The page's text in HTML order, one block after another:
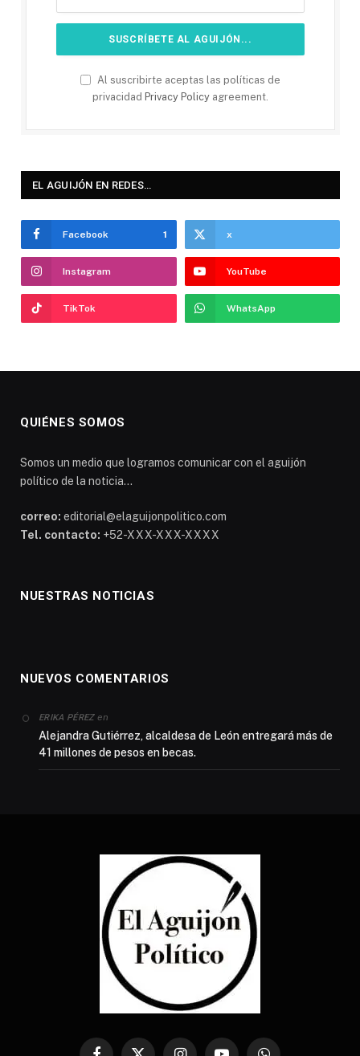
Al suscribirte aceptas las políticas de
privacidad Privacy Policy agreement.
EL AGUIJÓN EN REDES…
Facebook 1 x
Instagram YouTube
TikTok WhatsApp
QUIÉNES SOMOS
Somos un medio que logramos comunicar con el aguijón
político de la noticia...
correo: editorial@elaguijonpolitico.com
Tel. contacto: +52-XXX-XXX-XXXX
NUESTRAS NOTICIAS
NUEVOS COMENTARIOS
ERIKA PÉREZen
Alejandra Gutiérrez, alcaldesa de León entregará más de
41 millones de pesos en becas.